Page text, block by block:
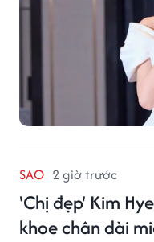
SAO 2 giờ trước
'Chị đẹp' Kim
khoe chân dài